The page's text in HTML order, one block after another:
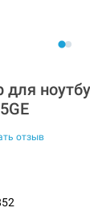
отзыв